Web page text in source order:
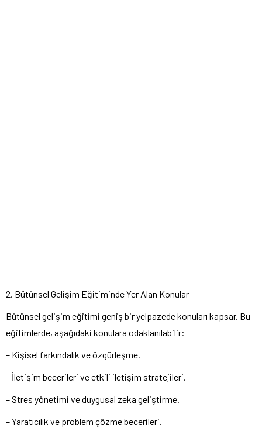
2. Bütünsel Gelişim Eğitiminde Yer Alan Konular
Bütünsel gelişim eğitimi geniş bir yelpazede konuları kapsar. Bu
eğitimlerde, aşağıdaki konulara odaklanılabilir:
– Kişisel farkındalık ve özgürleşme.
– İletişim becerileri ve etkili iletişim stratejileri.
– Stres yönetimi ve duygusal zeka geliştirme.
– Yaratıcılık ve problem çözme becerileri.